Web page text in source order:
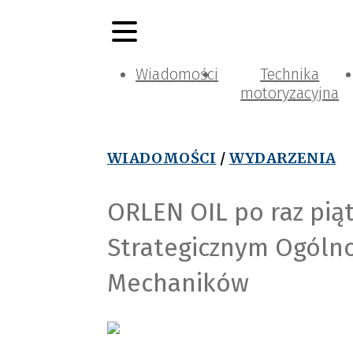
Wiadomości
Technika
motoryzacyjna
WIADOMOŚCI / WYDARZENIA
ORLEN OIL po raz
Strategicznym
Mechaników